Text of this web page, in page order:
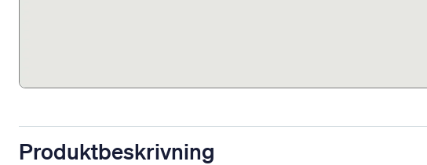
Produktbeskrivning